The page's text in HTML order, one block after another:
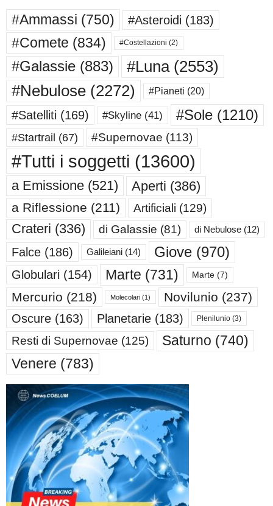
#Ammassi (750) #Asteroidi (183)
#Comete (834) #Costellazioni (2)
#Galassie (883) #Luna(2553)
#Nebulose (2272) #Pianeti (20)
#Satelliti (169) #Skyline (41) #Sole (1210)
#Startrail (67) #Supernovae (113)
#Tutti i soggetti (13600)
a Emissione (521) Aperti (386)
a Riflessione (211) Artificiali (129)
Crateri (336) di Galassie (81) di Nebulose (12)
Falce (186) Galileiani (14) Giove (970)
Globulari (154) Marte (731) Marte (7)
Mercurio (218) Molecolari (1) Novilunio (237)
Oscure (163) Planetarie (183) Plenilunio (3)
Resti di Supernovae (125) Saturno (740)
Venere (783)